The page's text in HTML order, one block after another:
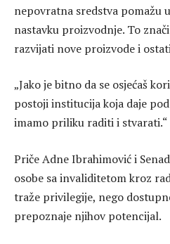
nepovratna sredstva pomažu
nastavku proizvodnje. To
razvijati nove proizvode i
„Jako je bitno da se osjećaš
postoji institucija koja daje
imamo priliku raditi i stvarati.“
Priče Adne Ibrahimović i
osobe sa invaliditetom kroz
traže privilegije, nego
prepoznaje njihov potencijal.